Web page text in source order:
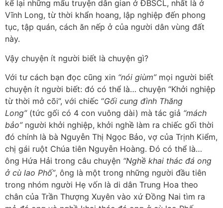
kể lại những mẩu truyện dân gian ở ÐBSCL, nhất là ở
Vĩnh Long, từ thời khẩn hoang, lập nghiệp đến phong
tục, tập quán, cách ăn nếp ở của người dân vùng đất
này.
Vậy chuyện ít người biết là chuyện gì?
Với tư cách bạn đọc cũng xin “nói giùm”mọi người biết
chuyện ít người biết: đó có thể là… chuyện “Khởi nghiệp
từ thời mở cõi”, với chiếc “Gối cung đình Thăng
Long”(tức gối có 4 con vuông dài) mà tác giả “mách
bảo”người khởi nghiệp, khởi nghề làm ra chiếc gối thời
đó chính là bà Nguyễn Thị Ngọc Bảo, vợ của Trịnh Kiểm,
chị gái ruột Chúa tiên Nguyễn Hoàng. Đó có thể là…
ông Hứa Hải trong câu chuyện “Nghề khai thác đá ong
ở cù lao Phố”, ông là một trong những người đầu tiên
trong nhóm người Hẹ vốn là di dân Trung Hoa theo
chân của Trần Thượng Xuyên vào xứ Đồng Nai tìm ra